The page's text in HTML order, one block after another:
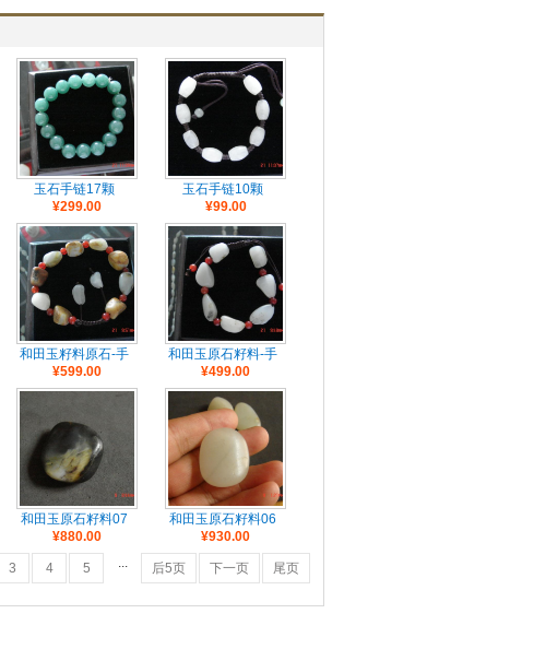
玉石手链17颗
¥299.00
玉石手链10颗
¥99.00
和田玉籽料原石-手
链11颗
¥599.00
和田玉原石籽料-手
链7颗
¥499.00
和田玉原石籽料07
¥880.00
和田玉原石籽料06
¥930.00
3 4 5 ... 后5页 下一页 尾页